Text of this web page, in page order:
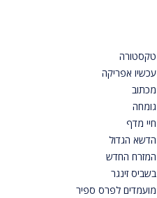
טקסטורה
עכשיו אפריקה
מכתוב
גומחה
חיי מדף
הדשא הגדול
המזרח החדש
בשביס זינגר
מועמדים לפרס ספיר